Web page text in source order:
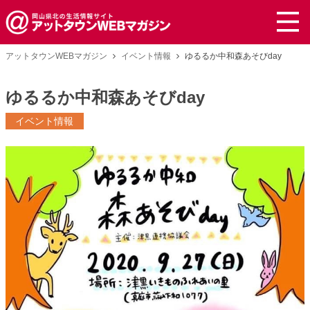
アットタウンWEBマガジン イベント情報 ゆるるか中和森あそびday
ゆるるか中和森あそびday
イベント情報